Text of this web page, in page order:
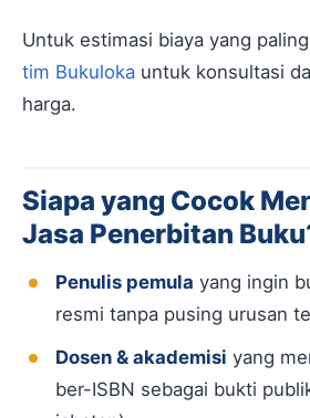
Untuk estimasi biaya yang
tim Bukuloka untuk konsultasi
harga.
Siapa yang Cocok
Jasa Penerbitan
Penulis pemula yang ingin
resmi tanpa pusing urusan
Dosen & akademisi yang
ber-ISBN sebagai bukti